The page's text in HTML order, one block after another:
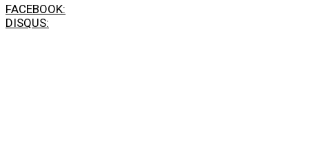
FACEBOOK:
DISQUS: